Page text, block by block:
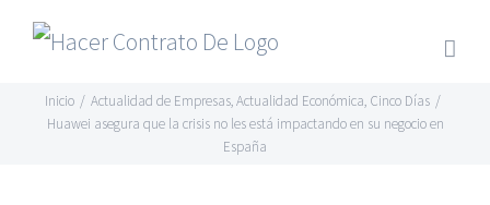
Skip
content
Inicio / Actualidad de Empresas,Actualidad Económica, Cinco Días /
Huawei asegura que la crisis no les está impactando en su negocio en
España